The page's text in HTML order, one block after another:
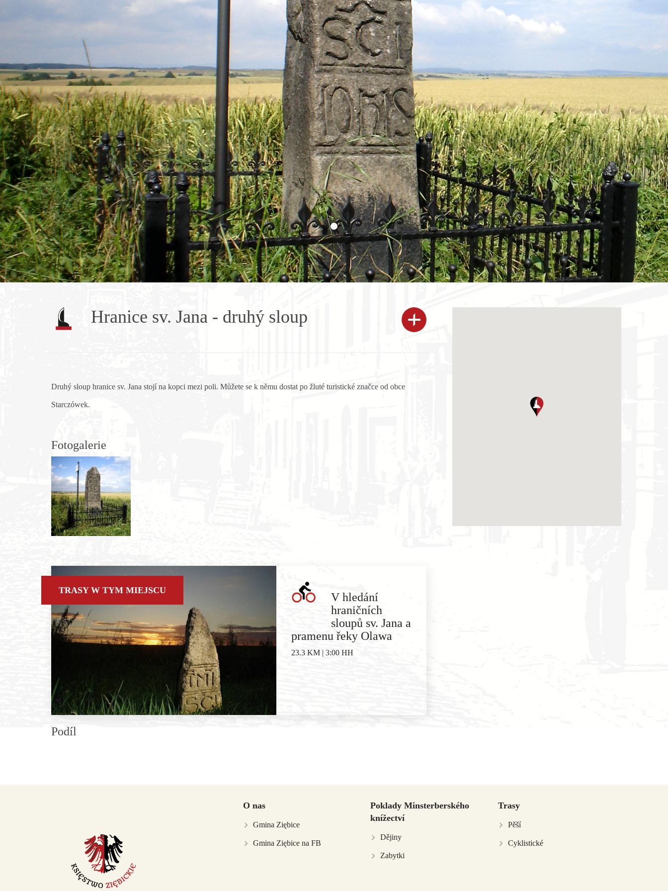
Hranice sv. Jana - druhý sloup
Druhý sloup hranice sv. Jana stojí na kopci mezi poli. Můžete se k němu dostat po žluté turistické značce od obce
Starczówek.
Fotogalerie
TRASY W TYM MIEJSCU
V hledání
hraničních
sloupů sv. Jana a
pramenu řeky Olawa
23.3 KM | 3:00 HH
Podíl
O nas
Gmina Ziębice
Gmina Ziębice na FB
Poklady Minsterberského
knížectví
Dějiny
Zabytki
Trasy
Pěší
Cyklistické